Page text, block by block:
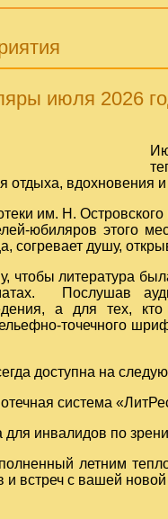
июля 2026
отдыха, вдохновения
им. Н.
юбиляров этого
согревает душу,
чтобы литература
Послушав
а для тех, кто
точечного
доступна на
система
для инвалидов по
летним
и встреч с вашей